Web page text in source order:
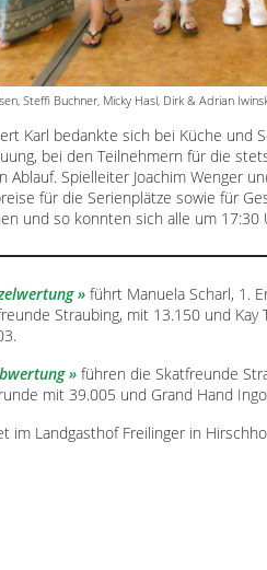
Steffi Buchner, Micky Hasl, Dirk & Adrian
Karl bedankte sich bei Küche und
bei den Teilnehmern für die
Ablauf. Spielleiter Joachim Wenger
für die Serienplätze sowie für
und so konnten sich alle um 17:30
führt Manuela Scharl, 1.
Straubing, mit 13.150 und Kay
führen die Skatfreunde
mit 39.005 und Grand Hand
im Landgasthof Freilinger in